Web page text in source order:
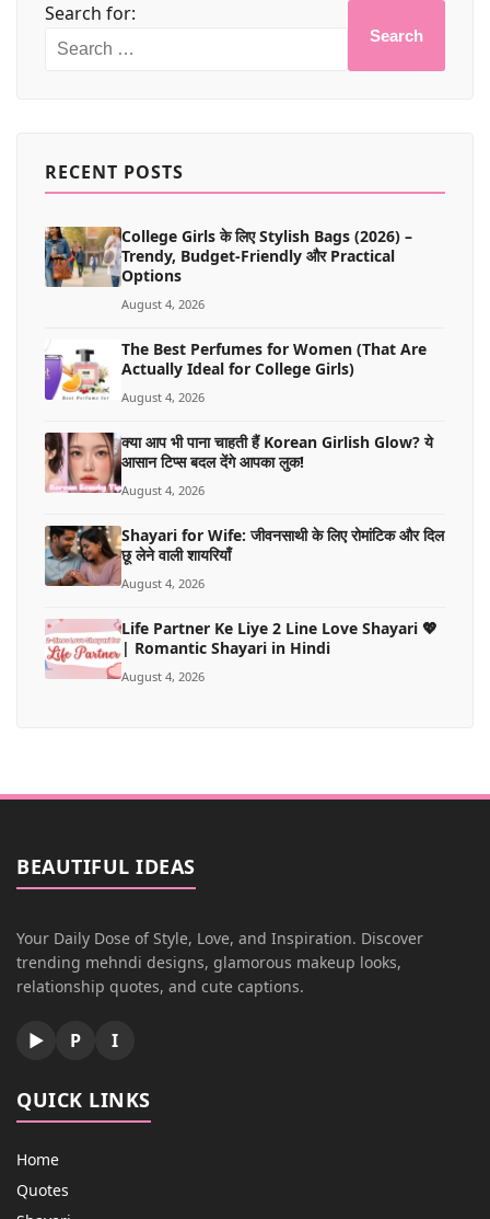
Search for:
Search
RECENT POSTS
College Girls के लिए Stylish Bags (2026) –
Trendy, Budget-Friendly और Practical
Options
August 4, 2026
The Best Perfumes for Women (That Are
Actually Ideal for College Girls)
August 4, 2026
क्या आप भी पाना चाहती हैं Korean Girlish Glow? ये
आसान टिप्स बदल देंगे आपका लुक!
August 4, 2026
Shayari for Wife: जीवनसाथी के लिए रोमांटिक और दिल
छू लेने वाली शायरियाँ
August 4, 2026
Life Partner Ke Liye 2 Line Love Shayari 💖
| Romantic Shayari in Hindi
August 4, 2026
BEAUTIFUL IDEAS
Your Daily Dose of Style, Love, and Inspiration. Discover
trending mehndi designs, glamorous makeup looks,
relationship quotes, and cute captions.
▶ P I
QUICK LINKS
Home
Quotes